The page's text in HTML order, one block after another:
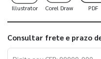
Illustrator Corel Draw PDF
Consultar frete e prazo